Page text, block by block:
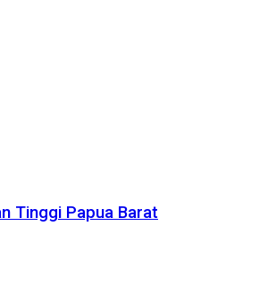
Tinggi Papua Barat